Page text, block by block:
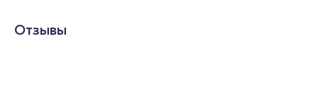
Отзывы